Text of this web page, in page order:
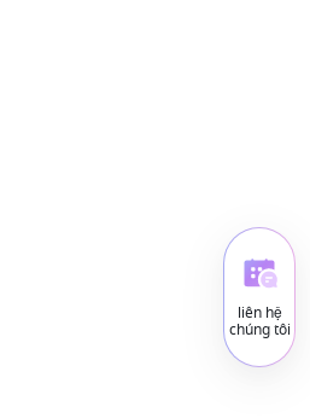
liên hệ
chúng tôi